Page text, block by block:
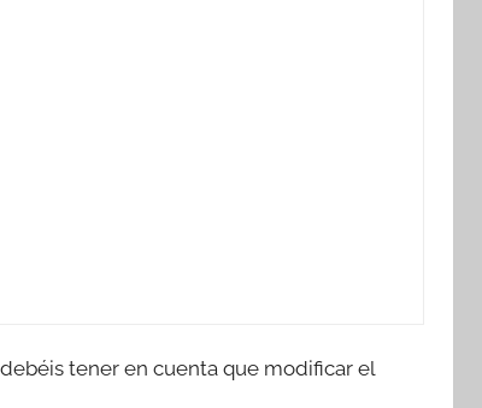
tener en cuenta que modificar el